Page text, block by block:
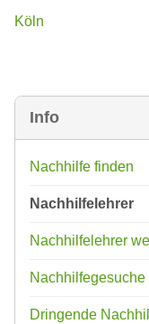
Info
Nachhilfe finden
Nachhilfelehrer
Nachhilfelehrer
Nachhilfegesuche
Dringende
Köln